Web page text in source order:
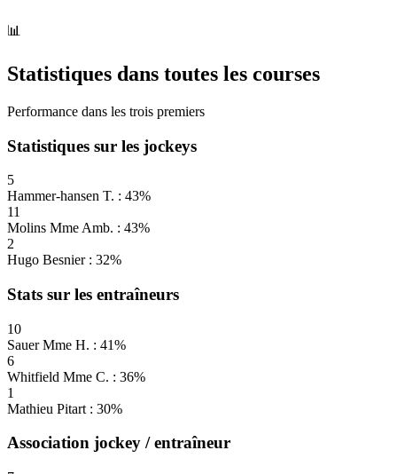
📊
Statistiques dans toutes les courses
Performance dans les trois premiers
Statistiques sur les jockeys
5
Hammer-hansen T. : 43%
11
Molins Mme Amb. : 43%
2
Hugo Besnier : 32%
Stats sur les entraîneurs
10
Sauer Mme H. : 41%
6
Whitfield Mme C. : 36%
1
Mathieu Pitart : 30%
Association jockey / entraîneur